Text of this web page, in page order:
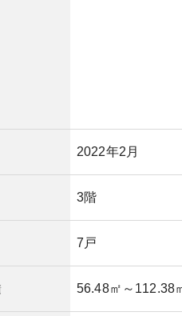
2022年2月
3階
7戸
56.48㎡ ～112.38